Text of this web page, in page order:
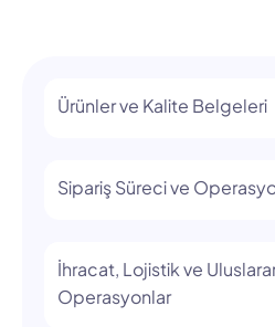
Ürünler ve Kalite Belgeleri
Sipariş Süreci ve
İhracat, Lojistik ve
Operasyonlar